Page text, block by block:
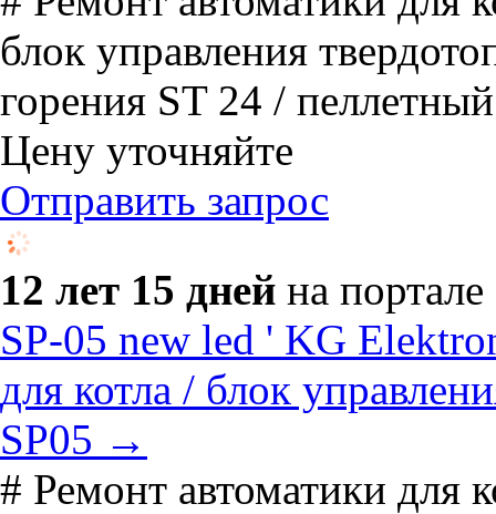
блок управления
горения ST 24 /
Цену уточняйте
Отправить запрос
12 лет 15 дней на портале
SP-05 new led ' KG
для котла / блок
SP05 →
# Ремонт автоматики для